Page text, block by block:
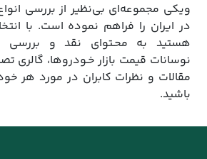
ویکی مجموعه‌ای بی‌نظیر از بررسی
در ایران را فراهم نموده است. با
هستید به محـتوای نقد و بررسی
نوسانات قیمت بازار خـودروها، گالری
مقالات و نظرات کابران در مورد هر
باشید.